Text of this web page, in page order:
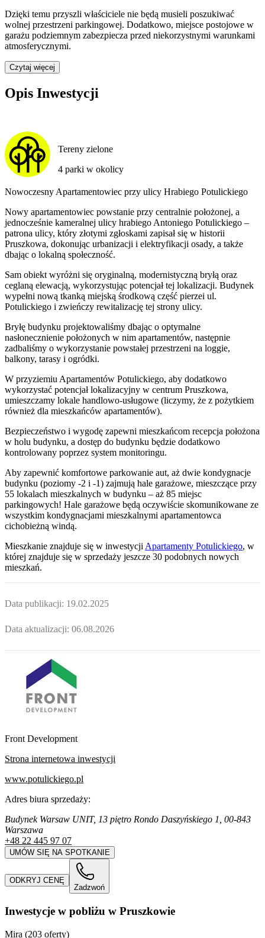
Dzięki temu przyszli właściciele nie będą musieli poszukiwać
wolnej przestrzeni parkingowej. Dodatkowo, miejsce postojowe w
garażu podziemnym zabezpiecza przed niekorzystnymi warunkami
atmosferycznymi.
Czytaj więcej
Opis Inwestycji
Tereny zielone
4 parki w okolicy
Nowoczesny Apartamentowiec przy ulicy Hrabiego Potulickiego
Nowy apartamentowiec powstanie przy centralnie położonej, a
jednocześnie kameralnej ulicy hrabiego Antoniego Potulickiego –
patrona ulicy, który złotymi zgłoskami zapisał się w historii
Pruszkowa, dokonując urbanizacji i elektryfikacji osady, a także
dbając o lokalną społeczność.
Sam obiekt wyróżni się oryginalną, modernistyczną bryłą oraz
ceglaną elewacją, wykorzystując potencjał tej lokalizacji. Budynek
wypełni nową tkanką miejską środkową część pierzei ul.
Potulickiego i zwieńczy rewitalizację tej strony ulicy.
Bryłę budynku projektowaliśmy dbając o optymalne
nasłonecznienie położonych w nim apartamentów, następnie
zadbaliśmy o wykorzystanie powstałej przestrzeni na loggie,
balkony, tarasy i ogródki.
W przyziemiu Apartamentów Potulickiego, aby dodatkowo
wykorzystać potencjał lokalizacyjny w centrum Pruszkowa,
umieszczamy lokale handlowo-usługowe (liczymy, że z pożytkiem
również dla mieszkańców apartamentów).
Bezpieczeństwo i wygodę zapewni mieszkańcom recepcja położona
w holu budynku, a dostęp do budynku będzie dodatkowo
kontrolowany poprzez system monitoringu.
Aby zapewnić komfortowe parkowanie aut, aż dwie kondygnacje
budynku (poziomy -2 i -1) zajmują hale garażowe, mieszczące przy
55 lokalach mieszkalnych w budynku – aż 85 miejsc
parkingowych! Hale garażowe będą oczywiście skomunikowane ze
wszystkim kondygnacjami mieszkalnymi apartamentowca
cichobieżną windą.
Mieszkanie znajduje się w inwestycji Apartamenty Potulickiego, w
której znajduje się w sprzedaży jeszcze 30 podobnych nowych
mieszkań.
Data publikacji: 19.02.2025
Data aktualizacji: 06.08.2026
Front Development
Strona internetowa inwestycji
www.potulickiego.pl
Adres biura sprzedaży:
Budynek Warsaw UNIT, 13 piętro Rondo Daszyńskiego 1, 00-843
Warszawa
+48 22 445 97 07
UMÓW SIĘ NA SPOTKANIE
ODKRYJ CENĘ
Zadzwoń
Inwestycje w pobliżu w Pruszkowie
Mira (203 oferty)